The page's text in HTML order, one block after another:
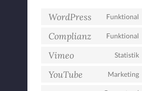
WordPress Funktional
Complianz Funktional
Vimeo Statistik
YouTube Marketing